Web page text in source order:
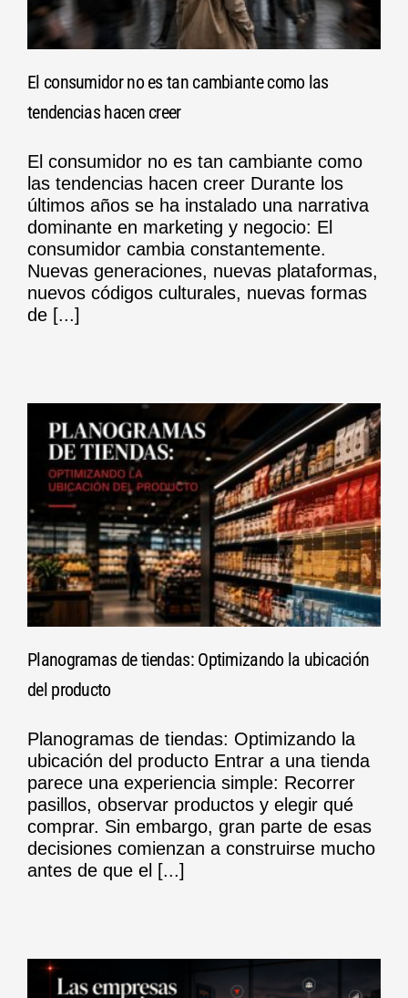
El consumidor no es tan cambiante como las
tendencias hacen creer
El consumidor no es tan cambiante como
las tendencias hacen creer Durante los
últimos años se ha instalado una narrativa
dominante en marketing y negocio: El
consumidor cambia constantemente.
Nuevas generaciones, nuevas plataformas,
nuevos códigos culturales, nuevas formas
de [...]
Planogramas de tiendas: Optimizando la ubicación
del producto
Planogramas de tiendas: Optimizando la
ubicación del producto Entrar a una tienda
parece una experiencia simple: Recorrer
pasillos, observar productos y elegir qué
comprar. Sin embargo, gran parte de esas
decisiones comienzan a construirse mucho
antes de que el [...]